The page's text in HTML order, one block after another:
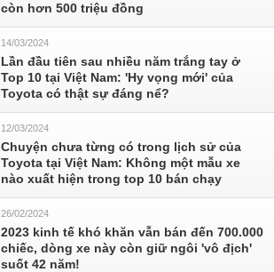
còn hơn 500 triệu đồng
14/03/2024
Lần đầu tiên sau nhiều năm trắng tay ở
Top 10 tại Việt Nam: 'Hy vọng mới' của
Toyota có thật sự đáng nể?
12/03/2024
Chuyện chưa từng có trong lịch sử của
Toyota tại Việt Nam: Không một mẫu xe
nào xuất hiện trong top 10 bán chạy
26/02/2024
2023 kinh tế khó khăn vẫn bán đến 700.000
chiếc, dòng xe này còn giữ ngôi 'vô địch'
suốt 42 năm!